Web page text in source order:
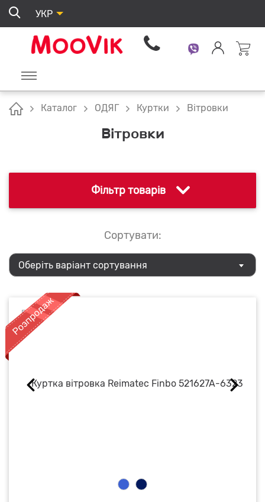
УКР
Каталог ОДЯГ Куртки Вітровки
Вітровки
Фільтр товарів
Сортувати:
Оберіть варіант сортування